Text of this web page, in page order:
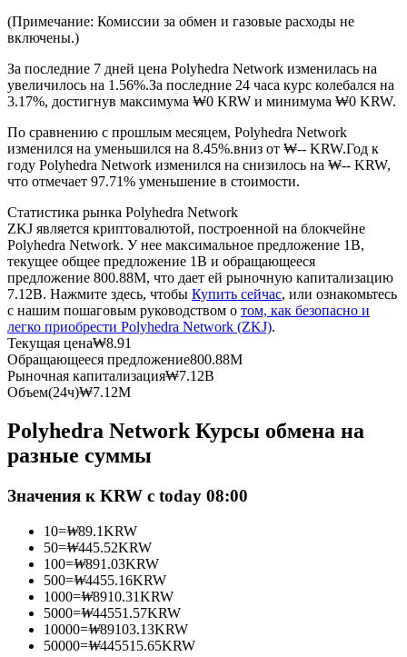
USDC фьючерсы
Фьючерсы с использованием USDC в качестве
Копирование торговли
Станьте копи-трейдером
Наслаждайтесь распределением прибыли и комиссиями
за копи-трейдинг
(Примечание: Комиссии за обмен и газовые расходы не
включены.)
За последние 7 дней цена Polyhedra Network изменилась на
увеличилось на 1.56%.За последние 24 часа курс колебался на
3.17%, достигнув максимума ₩0 KRW и минимума ₩0 KRW.
По сравнению с прошлым месяцем, Polyhedra Network
изменился на уменьшился на 8.45%.вниз от ₩-- KRW.Год к
году Polyhedra Network изменился на снизилось на ₩-- KRW,
что отмечает 97.71% уменьшение в стоимости.
Статистика рынка Polyhedra Network
ZKJ является криптовалютой, построенной на блокчейне
Polyhedra Network. У нее максимальное предложение 1B,
текущее общее предложение 1B и обращающееся
предложение 800.88M, что дает ей рыночную капитализацию
7.12B. Нажмите здесь, чтобы Купить сейчас, или ознакомьтесь
с нашим пошаговым руководством о том, как безопасно и
легко приобрести Polyhedra Network (ZKJ).
Текущая цена₩8.91
Обращающееся предложение800.88M
Рыночная капитализация₩7.12B
Объем(24ч)₩7.12M
Polyhedra Network Курсы обмена на
разные суммы
Значения к KRW с today 08:00
10=₩89.1KRW
50=₩445.52KRW
100=₩891.03KRW
500=₩4455.16KRW
1000=₩8910.31KRW
5000=₩44551.57KRW
10000=₩89103.13KRW
50000=₩445515.65KRW